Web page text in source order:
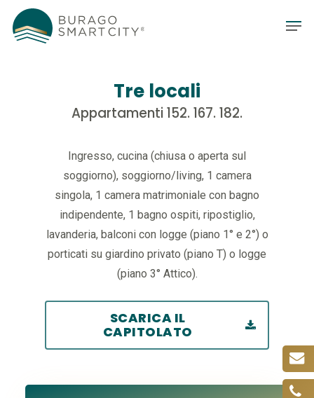
Tre locali
Appartamenti 152. 167. 182.
Ingresso, cucina (chiusa o aperta sul
soggiorno), soggiorno/living, 1 camera
singola, 1 camera matrimoniale con bagno
indipendente, 1 bagno ospiti, ripostiglio,
lavanderia, balconi con logge (piano 1° e 2°) o
porticati su giardino privato (piano T) o logge
(piano 3° Attico).
SCARICA IL
CAPITOLATO